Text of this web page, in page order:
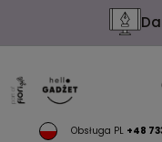
Obsługa PL +48